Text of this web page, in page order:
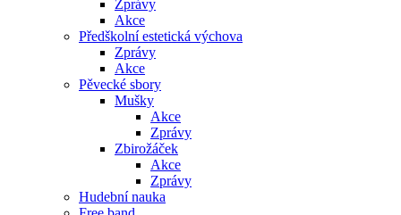
Zprávy
Akce
Předškolní estetická výchova
Zprávy
Akce
Pěvecké sbory
Mušky
Akce
Zprávy
Zbirožáček
Akce
Zprávy
Hudební nauka